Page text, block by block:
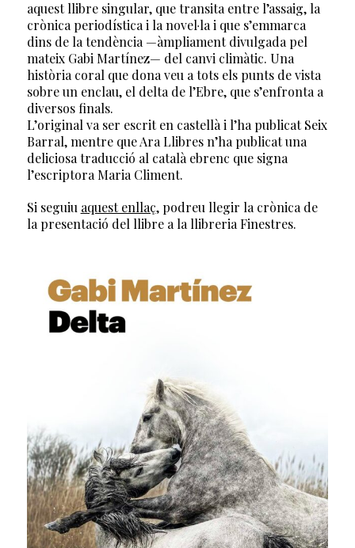
aquest llibre singular, que transita entre l’assaig, la
crònica periodística i la novel·la i que s’emmarca
dins de la tendència —àmpliament divulgada pel
mateix Gabi Martínez— del canvi climàtic. Una
història coral que dona veu a tots els punts de vista
sobre un enclau, el delta de l’Ebre, que s’enfronta a
diversos finals.
L’original va ser escrit en castellà i l’ha publicat Seix
Barral, mentre que Ara Llibres n’ha publicat una
deliciosa traducció al català ebrenc que signa
l’escriptora Maria Climent.
Si seguiu aquest enllaç, podreu llegir la crònica de
la presentació del llibre a la llibreria Finestres.